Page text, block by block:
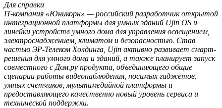
Для справки
IT-компания «Юникорн» — российский разработчик открытой
интеграционной платформы для умных зданий Ujin OS и
линейки устройств умного дома для управления освещением,
электроснабжением, климатом и безопасностью. Став
частью ЭР-Телеком Холдинга, Ujin активно развивает смарт-
решения для умного дома и зданий, а также планирует запуск
совместного с Дом.ру продукта, объединяющего общие
сценарии работы видеонаблюдения, носимых гаджетов,
умных счетчиков, мультимедийной платформы и
предоставляющего качественно новый уровень сервиса и
технической поддержки.